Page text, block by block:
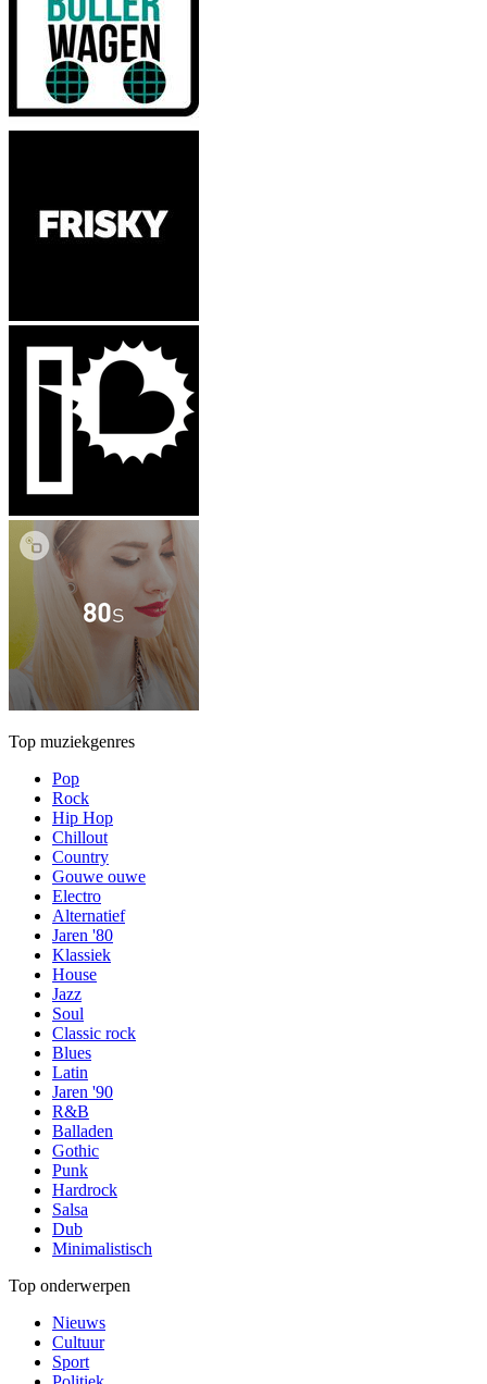
Top muziekgenres
Pop
Rock
Hip Hop
Chillout
Country
Gouwe ouwe
Electro
Alternatief
Jaren '80
Klassiek
House
Jazz
Soul
Classic rock
Blues
Latin
Jaren '90
R&B
Balladen
Gothic
Punk
Hardrock
Salsa
Dub
Minimalistisch
Top onderwerpen
Nieuws
Cultuur
Sport